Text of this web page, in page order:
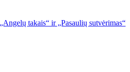
takais“ ir „Pasaulių sutvėrimas“